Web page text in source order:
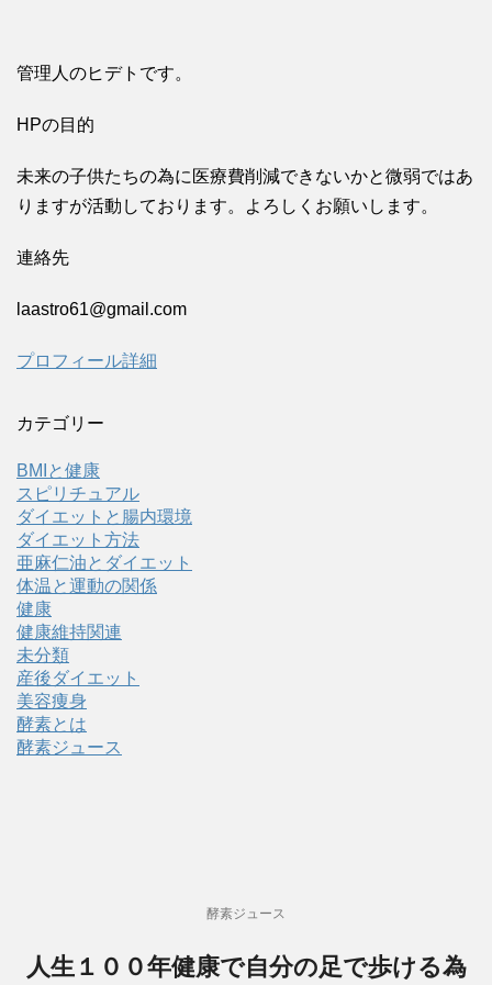
管理人のヒデトです。
HPの目的
未来の子供たちの為に医療費削減できないかと微弱ではあ
りますが活動しております。よろしくお願いします。
連絡先
laastro61@gmail.com
プロフィール詳細
カテゴリー
BMIと健康
スピリチュアル
ダイエットと腸内環境
ダイエット方法
亜麻仁油とダイエット
体温と運動の関係
健康
健康維持関連
未分類
産後ダイエット
美容痩身
酵素とは
酵素ジュース
酵素ジュース
人生１００年健康で自分の足で歩ける為